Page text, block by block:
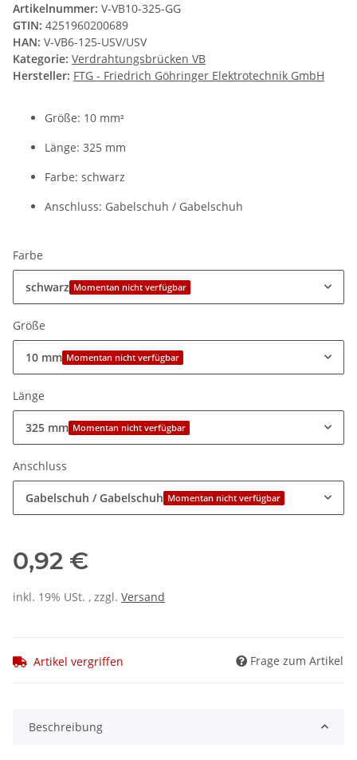
Artikelnummer: V-VB10-325-GG
GTIN: 4251960200689
HAN: V-VB6-125-USV/USV
Kategorie: Verdrahtungsbrücken VB
Hersteller: FTG - Friedrich Göhringer Elektrotechnik GmbH
Größe: 10 mm²
Länge: 325 mm
Farbe: schwarz
Anschluss: Gabelschuh / Gabelschuh
Farbe
schwarz Momentan nicht verfügbar
Größe
10 mm Momentan nicht verfügbar
Länge
325 mm Momentan nicht verfügbar
Anschluss
Gabelschuh / Gabelschuh Momentan nicht verfügbar
0,92 €
inkl. 19% USt. , zzgl. Versand
Artikel vergriffen Frage zum Artikel
Beschreibung